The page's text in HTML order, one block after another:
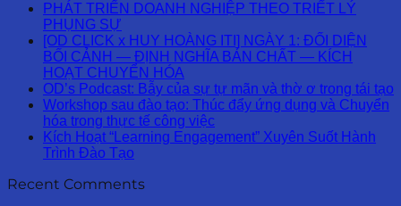
PHÁT TRIỂN DOANH NGHIỆP THEO TRIẾT LÝ
PHỤNG SỰ
[OD CLICK x HUY HOÀNG ITI] NGÀY 1: ĐỐI DIỆN
BỐI CẢNH — ĐỊNH NGHĨA BẢN CHẤT — KÍCH
HOẠT CHUYỂN HÓA
OD’s Podcast: Bẫy của sự tự mãn và thờ ơ trong tái tạo
Workshop sau đào tạo: Thúc đẩy ứng dụng và Chuyển
hóa trong thực tế công việc
Kích Hoạt “Learning Engagement” Xuyên Suốt Hành
Trình Đào Tạo
Recent Comments